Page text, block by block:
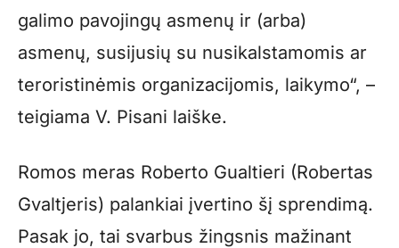
galimo pavojingų asmenų ir (arba)
asmenų, susijusių su nusikalstamomis ar
teroristinėmis organizacijomis, laikymo“, –
teigiama V. Pisani laiške.
Romos meras Roberto Gualtieri (Robertas
Gvaltjeris) palankiai įvertino šį sprendimą.
Pasak jo, tai svarbus žingsnis mažinant